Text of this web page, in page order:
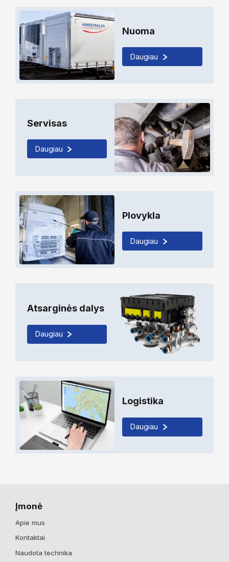
Nuoma
Daugiau
Servisas
Daugiau
Plovykla
Daugiau
Atsarginės dalys
Daugiau
Logistika
Daugiau
Įmonė
Apie mus
Kontaktai
Naudota technika